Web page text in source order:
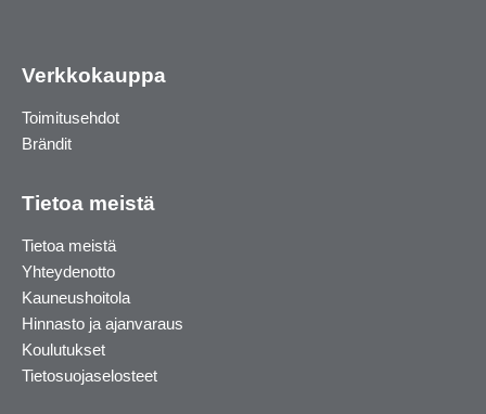
Verkkokauppa
Toimitusehdot
Brändit
Tietoa meistä
Tietoa meistä
Yhteydenotto
Kauneushoitola
Hinnasto ja ajanvaraus
Koulutukset
Tietosuojaselosteet